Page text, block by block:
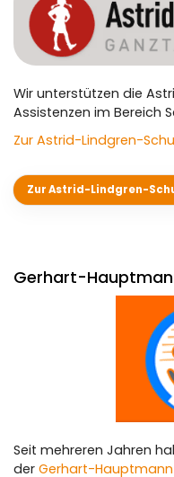
Wir unterstützen die
Assistenzen im Bereich
Zur Astrid-Lindgren-
Zur Astrid-Lindgren-
Gerhart-
Seit mehreren Jahren
der Gerhart-
Schwimmschule
Kindersportschule
Ball-Kids
Ballett-Kids
Ferienprogramm
Kooperationen
Schulkooperationen
Ganztagsschulen
Start-Chancen-
Der Verein
Mitglied